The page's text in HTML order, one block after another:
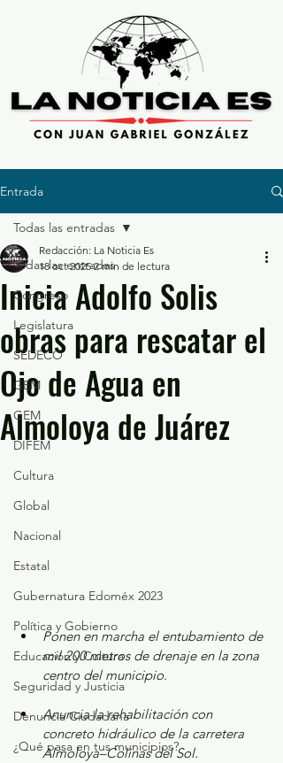
Entrada
Todas las entradas
Congreso
Legislatura
SEDECO
GEM
GEM
DIFEM
Cultura
Global
Nacional
Estatal
Gubernatura Edoméx 2023
Política y Gobierno
Educación y Cultura
Seguridad y Justicia
Denuncia Ciudadana
¿Qué pasa en tus municipios?
Todas las entradas
Inicia Adolfo Solis
obras para rescatar el
Ojo de Agua en
Almoloya de Juárez
Redacción: La Noticia Es
18 oct 2025 2 min de lectura
Ponen en marcha el entubamiento de
mil 200 metros de drenaje en la zona
centro del municipio.
Anuncia la rehabilitación con
concreto hidráulico de la carretera
Almoloya–Colinas del Sol.